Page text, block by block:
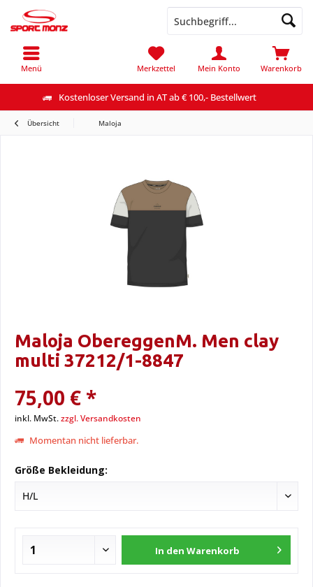
Kostenloser Versand in AT ab € 100,- Bestellwert
Menü Warenkorb
Merkzettel Mein Konto
Übersicht Maloja
Maloja ObereggenM. Men clay
multi 37212/1-8847
75,00 € *
inkl. MwSt.zzgl. Versandkosten
Momentan nicht lieferbar.
Größe Bekleidung:
In den Warenkorb